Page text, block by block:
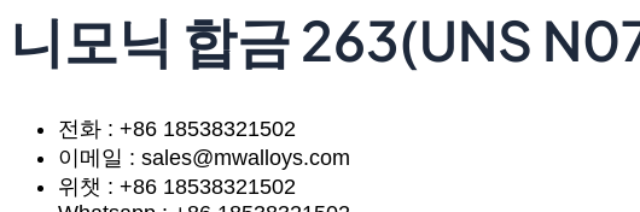
니모닉 합금 263(UNS
전화 : +86 18538321502
이메일 : sales@mwalloys.com
위챗 : +86 18538321502